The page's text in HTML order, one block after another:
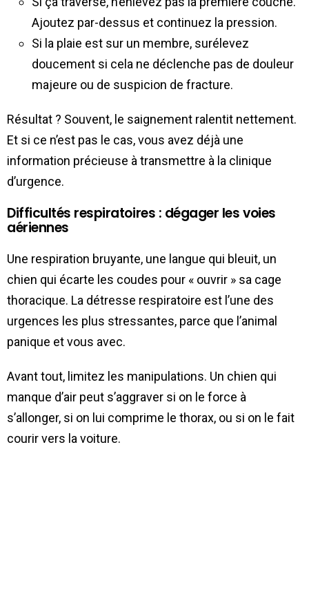
Ajoutez par-dessus et continuez la pression.
Si la plaie est sur un membre, surélevez
doucement si cela ne déclenche pas de douleur
majeure ou de suspicion de fracture.
Résultat ? Souvent, le saignement ralentit nettement.
Et si ce n’est pas le cas, vous avez déjà une
information précieuse à transmettre à la clinique
d’urgence.
Difficultés respiratoires : dégager les voies
aériennes
Une respiration bruyante, une langue qui bleuit, un
chien qui écarte les coudes pour « ouvrir » sa cage
thoracique. La détresse respiratoire est l’une des
urgences les plus stressantes, parce que l’animal
panique et vous avec.
Avant tout, limitez les manipulations. Un chien qui
manque d’air peut s’aggraver si on le force à
s’allonger, si on lui comprime le thorax, ou si on le fait
courir vers la voiture.